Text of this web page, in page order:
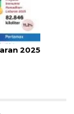
2025